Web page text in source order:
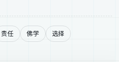
责任 佛学 选择